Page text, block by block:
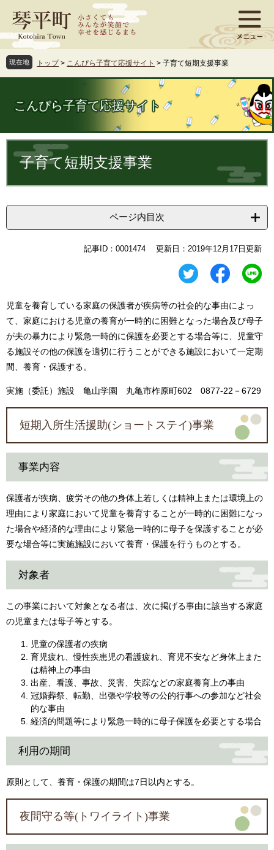
ジ
先
頭
ュ
を
飛
文
現在地 トップ > こんぴら子育て応援サイト > 子育て短期支援事業
こんぴら子育て応援サイト
文 子育て短期支援事業
ページ内目次
記事ID：0001474 更新日：2019年12月17日更新
児童を養育している家庭の保護者が疾病等の社会的な事由によっ
て、家庭における児童の養育が一時的に困難となった場合及び母子
が夫の暴力により緊急一時的に保護を必要とする場合等に、児童守
る施設その他の保護を適切に行うことができる施設において一定期
間、養育・保護する。
実施（委託）施設 亀山学園 丸亀市柞原町602 0877-22－6729
短期入所生活援助(ショートステイ)事業
事業内容
保護者が疾病、疲労その他の身体上若しくは精神上または環境上の
理由により家庭において児童を養育することが一時的に困難になっ
た場合や経済的な理由により緊急一時的に母子を保護することが必
要な場合等に実施施設において養育・保護を行うものとする。
対象者
この事業において対象となる者は、次に掲げる事由に該当する家庭
の児童または母子等とする。
児童の保護者の疾病
育児疲れ、慢性疾患児の看護疲れ、育児不安など身体上また
は精神上の事由
出産、看護、事故、災害、失踪などの家庭養育上の事由
冠婚葬祭、転勤、出張や学校等の公的行事への参加など社会
的な事由
経済的問題等により緊急一時的に母子保護を必要とする場合
利用の期間
原則として、養育・保護の期間は7日以内とする。
夜間守る等(トワイライト)事業